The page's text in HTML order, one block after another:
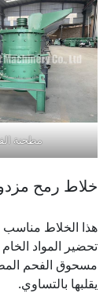
مطحنة
خلاط رمح
هذا الخلاط
تحضير المواد
مسحوق الفحم
يقلبها بالتساوي.